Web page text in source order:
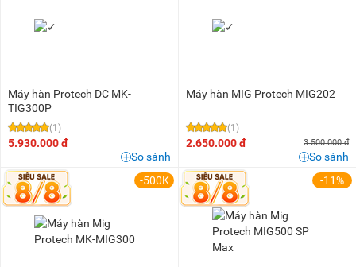
Máy hàn Protech DC MK-
TIG300P
(1)
5.930.000 đ
So sánh
Máy hàn MIG Protech MIG202
(1)
2.650.000 đ 3.500.000 đ
So sánh
-500K
-11%